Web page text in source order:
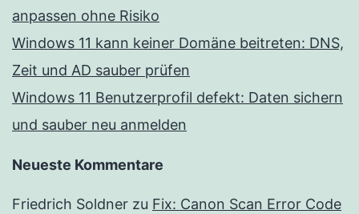
anpassen ohne Risiko
Windows 11 kann keiner Domäne beitreten: DNS,
Zeit und AD sauber prüfen
Windows 11 Benutzerprofil defekt: Daten sichern
und sauber neu anmelden
Neueste Kommentare
Friedrich Soldner zu Fix: Canon Scan Error Code